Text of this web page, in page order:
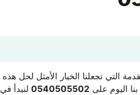
التي تجعلنا الخيار الأمثل لحل هذه
اليوم على 0540505502 لنبدأ في